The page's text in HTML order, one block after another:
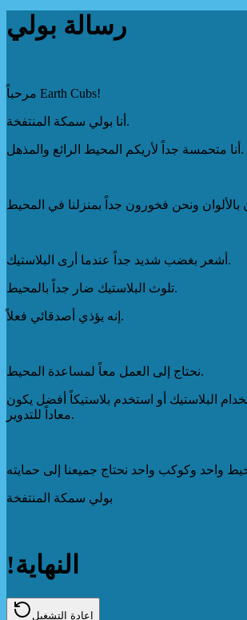
رسالة بولي
مرحباً Earth Cubs!
أنا بولي سمكة المنتفخة.
أنا متحمسة جداً لأريكم المحيط الرائع والمذهل.
أشعر بغضب شديد جداً عندما أرى البلاستيك.
تلوث البلاستيك ضار جداً بالمحيط.
إنه يؤذي أصدقائي فعلاً.
نحتاج إلى العمل معاً لمساعدة المحيط.
البلاستيك أو استخدم بلاستيكاً أفضل يكون
معاداً للتدوير.
بولي سمكة المنتفخة
!النهاية
إعادة التشغيل